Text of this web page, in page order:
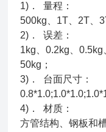
1)． 量程：
500kg、1T、2T、
2)． 误差：
1kg、0.2kg、0.5kg
50kg；
3)． 台面尺寸：
4)． 材质：
方管结构、钢板和